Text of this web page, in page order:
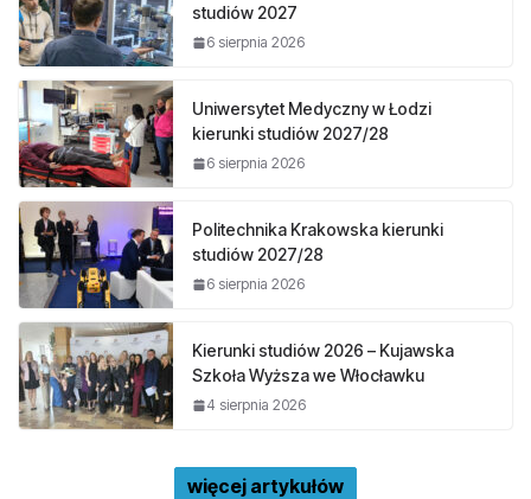
studiów 2027
6 sierpnia 2026
Uniwersytet Medyczny w Łodzi
kierunki studiów 2027/28
6 sierpnia 2026
Politechnika Krakowska kierunki
studiów 2027/28
6 sierpnia 2026
Kierunki studiów 2026 – Kujawska
Szkoła Wyższa we Włocławku
4 sierpnia 2026
więcej artykułów